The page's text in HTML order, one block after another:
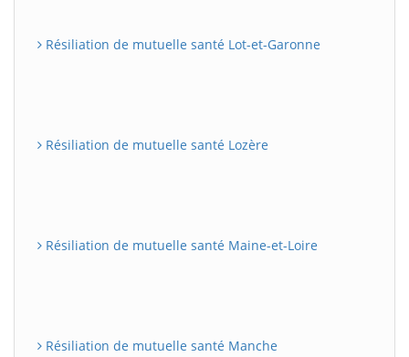
Résiliation de mutuelle santé Lot-et-Garonne
Résiliation de mutuelle santé Lozère
Résiliation de mutuelle santé Maine-et-Loire
Résiliation de mutuelle santé Manche